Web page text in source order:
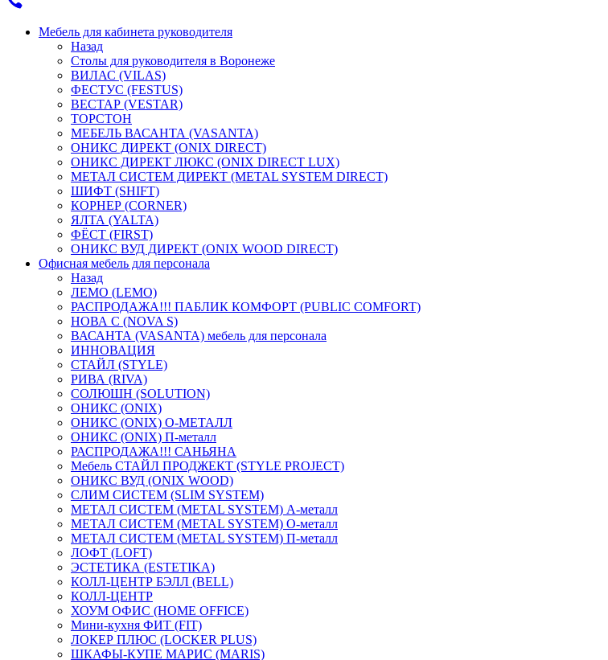
Мебель для кабинета руководителя
Назад
Столы для руководителя в Воронеже
ВИЛАС (VILAS)
ФЕСТУС (FESTUS)
ВЕСТАР (VESTAR)
ТОРСТОН
МЕБЕЛЬ ВАСАНТА (VASANTA)
ОНИКС ДИРЕКТ (ONIX DIRECT)
ОНИКС ДИРЕКТ ЛЮКС (ONIX DIRECT LUX)
МЕТАЛ СИСТЕМ ДИРЕКТ (METAL SYSTEM DIRECT)
ШИФТ (SHIFT)
КОРНЕР (CORNER)
ЯЛТА (YALTA)
ФЁСТ (FIRST)
ОНИКС ВУД ДИРЕКТ (ONIX WOOD DIRECT)
Офисная мебель для персонала
Назад
ЛЕМО (LEMO)
РАСПРОДАЖА!!! ПАБЛИК КОМФОРТ (PUBLIC COMFORT)
НОВА С (NOVA S)
ВАСАНТА (VASANTA) мебель для персонала
ИННОВАЦИЯ
СТАЙЛ (STYLE)
РИВА (RIVA)
СОЛЮШН (SOLUTION)
ОНИКС (ONIX)
ОНИКС (ONIX) O-МЕТАЛЛ
ОНИКС (ONIX) П-металл
РАСПРОДАЖА!!! САНЬЯНА
Мебель СТАЙЛ ПРОДЖЕКТ (STYLE PROJECT)
ОНИКС ВУД (ONIX WOOD)
СЛИМ СИСТЕМ (SLIM SYSTEM)
МЕТАЛ СИСТЕМ (METAL SYSTEM) А-металл
МЕТАЛ СИСТЕМ (METAL SYSTEM) О-металл
МЕТАЛ СИСТЕМ (METAL SYSTEM) П-металл
ЛОФТ (LOFT)
ЭСТЕТИКА (ESTETIKA)
КОЛЛ-ЦЕНТР БЭЛЛ (BELL)
КОЛЛ-ЦЕНТР
ХОУМ ОФИС (HOME OFFICE)
Мини-кухня ФИТ (FIT)
ЛОКЕР ПЛЮС (LOCKER PLUS)
ШКАФЫ-КУПЕ МАРИС (MARIS)